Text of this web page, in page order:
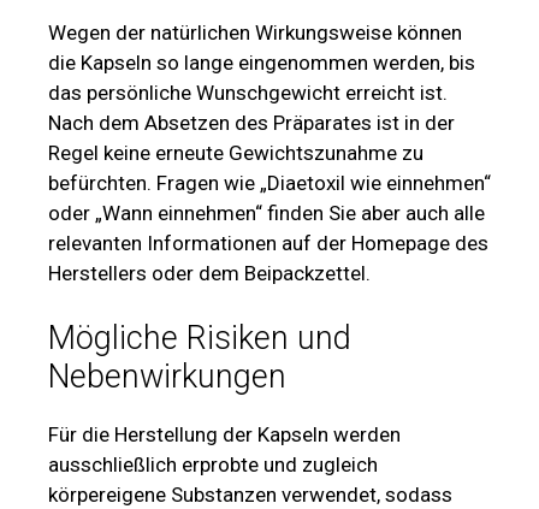
Wegen der natürlichen Wirkungsweise können
die Kapseln so lange eingenommen werden, bis
das persönliche Wunschgewicht erreicht ist.
Nach dem Absetzen des Präparates ist in der
Regel keine erneute Gewichtszunahme zu
befürchten. Fragen wie „Diaetoxil wie einnehmen“
oder „Wann einnehmen“ finden Sie aber auch alle
relevanten Informationen auf der Homepage des
Herstellers oder dem Beipackzettel.
Mögliche Risiken und
Nebenwirkungen
Für die Herstellung der Kapseln werden
ausschließlich erprobte und zugleich
körpereigene Substanzen verwendet, sodass